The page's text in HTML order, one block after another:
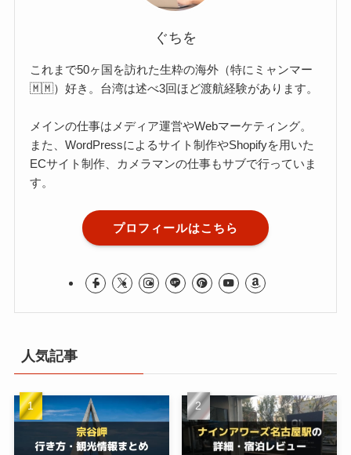
ぐちを
これまで50ヶ国を訪れた生粋の海外（特にミャンマー
🇲🇲）好き。台湾は述べ3回ほど渡航経験があります。
メインの仕事はメディア運営やWebマーケティング。
また、WordPressによるサイト制作やShopifyを用いた
ECサイト制作、カメラマンの仕事もサブで行っていま
す。
プロフィールはこちら
人気記事